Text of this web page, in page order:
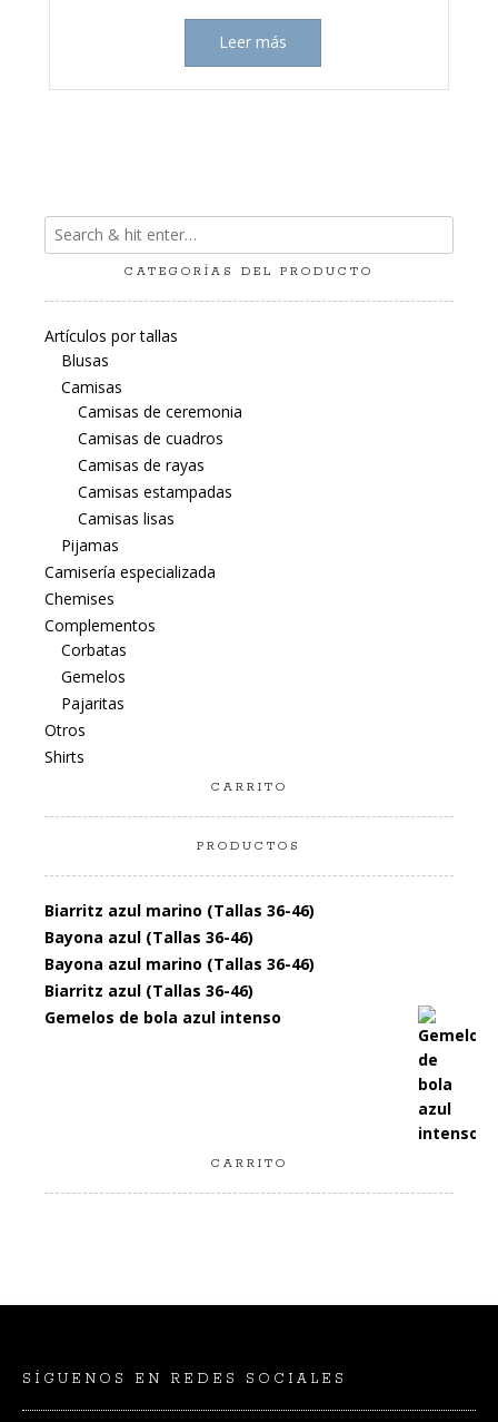
Leer más
CATEGORÍAS DEL PRODUCTO
Artículos por tallas
Blusas
Camisas
Camisas de ceremonia
Camisas de cuadros
Camisas de rayas
Camisas estampadas
Camisas lisas
Pijamas
Camisería especializada
Chemises
Complementos
Corbatas
Gemelos
Pajaritas
Otros
Shirts
CARRITO
PRODUCTOS
Biarritz azul marino (Tallas 36-46)
Bayona azul (Tallas 36-46)
Bayona azul marino (Tallas 36-46)
Biarritz azul (Tallas 36-46)
Gemelos de bola azul intenso
CARRITO
SÍGUENOS EN REDES SOCIALES